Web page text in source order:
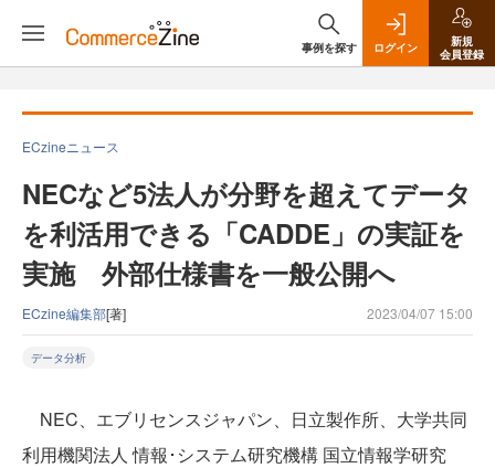
事例を探す ログイン
新規
会員登録
ECzineニュース
NECなど5法人が分野を超えてデータ
を利活用できる「CADDE」の実証を
実施 外部仕様書を一般公開へ
ECzine編集部[著] 2023/04/07 15:00
データ分析
NEC、エブリセンスジャパン、日立製作所、大学共同
利用機関法人 情報･システム研究機構 国立情報学研究